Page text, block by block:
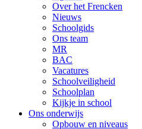
Over het Frencken
Nieuws
Schoolgids
Ons team
MR
BAC
Vacatures
Schoolveiligheid
Schoolplan
Kijkje in school
Ons onderwijs
Opbouw en niveaus